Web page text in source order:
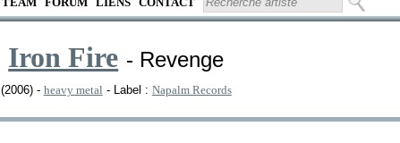
Iron Fire - Revenge
(2006) - heavy metal - Label : Napalm Records